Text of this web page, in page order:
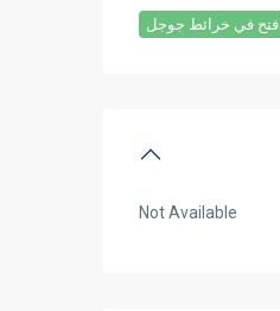
افتح في خرائط جوجل
Not Available